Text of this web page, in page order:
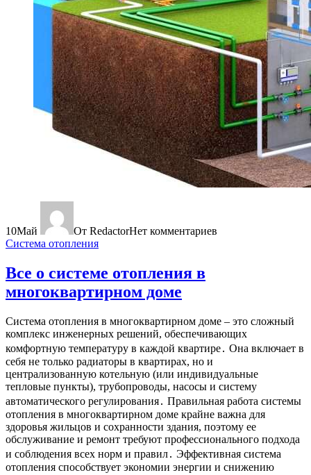
10Май От RedactorНет комментариев
Система отопления
Все о системе отопления в
многоквартирном доме
Система отопления в многоквартирном доме – это сложный
комплекс инженерных решений, обеспечивающих
комфортную температуру в каждой квартире․ Она включает в
себя не только радиаторы в квартирах, но и
централизованную котельную (или индивидуальные
тепловые пункты), трубопроводы, насосы и систему
автоматического регулирования․ Правильная работа системы
отопления в многоквартирном доме крайне важна для
здоровья жильцов и сохранности здания, поэтому ее
обслуживание и ремонт требуют профессионального подхода
и соблюдения всех норм и правил․ Эффективная система
отопления способствует экономии энергии и снижению